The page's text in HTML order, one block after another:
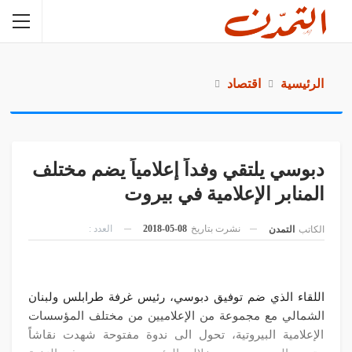
الرئيسية اقتصاد
دبوسي يلتقي وفداً إعلامياً يضم مختلف
المنابر الإعلامية في بيروت
الكاتب التمدن نشرت بتاريخ 08-05-2018 العدد :
اللقاء الذي ضم توفيق دبوسي، رئيس غرفة طرابلس ولبنان
الشمالي مع مجموعة من الإعلاميين من مختلف المؤسسات
الإعلامية البيروتية، تحول الى ندوة مفتوحة شهدت نقاشاً